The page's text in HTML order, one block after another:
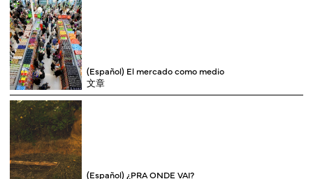
(Español) El mercado como medio
文章
(Español) ¿PRA ONDE VAI?